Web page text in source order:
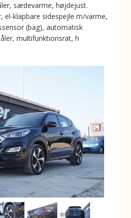
sædevarme, højdejust.
el-klapbare sidespejle m/varme,
(bag), automatisk
multifunktionsrat, h